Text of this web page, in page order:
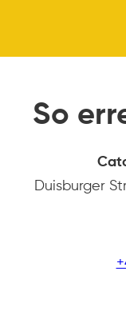
So
Duisburger